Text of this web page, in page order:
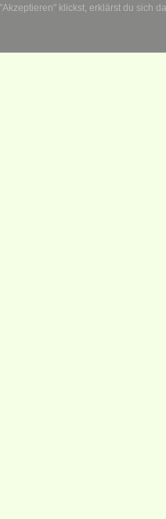
klickst, erklärst du sich